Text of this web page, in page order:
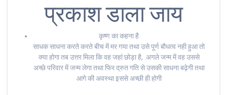
प्रकाश डाला जाय
कृष्ण का कहना है
साधक साधना करते करते बीच में मर गया तथा उसे पूर्ण बौधत्व नही हुआ तो
क्या होगा तब उत्तर मिला कि वह जहां छोड़ा है, .अगले जन्म में वह उससे
अच्छे परिवार में जन्म लेगा तथा फिर द्रुत गति से उसकी साधना बढ़ेगी तथा
आगे की अवस्था इससे अच्छी ही होगी